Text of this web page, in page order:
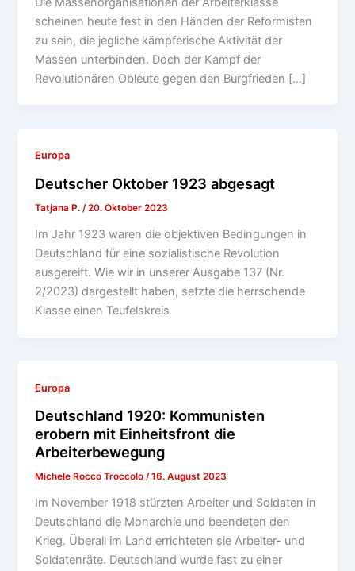
scheinen heute fest in den Händen der Reformisten
zu sein, die jegliche kämpferische Aktivität der
Massen unterbinden. Doch der Kampf der
Revolutionären Obleute gegen den Burgfrieden […]
Europa
Deutscher Oktober 1923 abgesagt
Tatjana P./20. Oktober 2023
Im Jahr 1923 waren die objektiven Bedingungen in
Deutschland für eine sozialistische Revolution
ausgereift. Wie wir in unserer Ausgabe 137 (Nr.
2/2023) dargestellt haben, setzte die herrschende
Klasse einen Teufelskreis
Europa
Deutschland 1920: Kommunisten
erobern mit Einheitsfront die
Arbeiterbewegung
Michele Rocco Troccolo/16. August 2023
Im November 1918 stürzten Arbeiter und Soldaten in
Deutschland die Monarchie und beendeten den
Krieg. Überall im Land errichteten sie Arbeiter- und
Soldatenräte. Deutschland wurde fast zu einer